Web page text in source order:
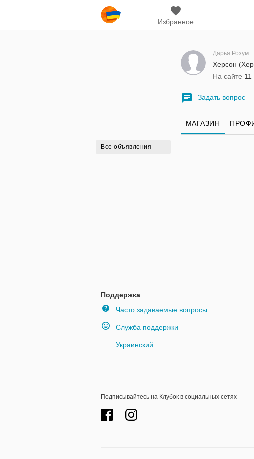
Избранное
Дарья Розум
Херсон
На сайте 11
Задать вопрос
МАГАЗИН
Все объявления
Поддержка
Часто задаваемые вопросы
Служба поддержки
Украинский
Подписывайтесь на Клубок в социальных сетях